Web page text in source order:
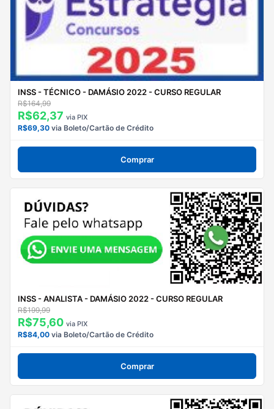
INSS - TÉCNICO - DAMÁSIO 2022 - CURSO REGULAR
R$164,99
R$62,37 via PIX
R$69,30 via Boleto/Cartão de Crédito
Comprar
INSS - ANALISTA - DAMÁSIO 2022 - CURSO REGULAR
R$199,99
R$75,60 via PIX
R$84,00 via Boleto/Cartão de Crédito
Comprar